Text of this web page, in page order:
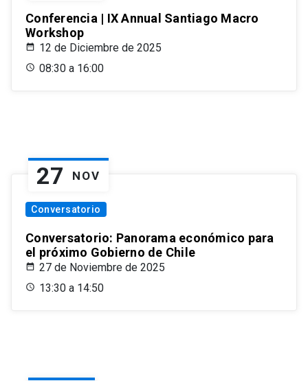
Conferencia | IX Annual Santiago Macro
Workshop
12 de Diciembre de 2025
08:30 a 16:00
27 NOV
Conversatorio
Conversatorio: Panorama económico para
el próximo Gobierno de Chile
27 de Noviembre de 2025
13:30 a 14:50